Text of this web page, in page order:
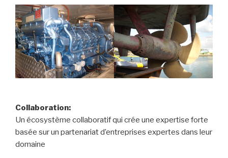
Collaboration:
Un écosystème collaboratif qui crée une expertise forte
basée sur un partenariat d’entreprises expertes dans leur
domaine